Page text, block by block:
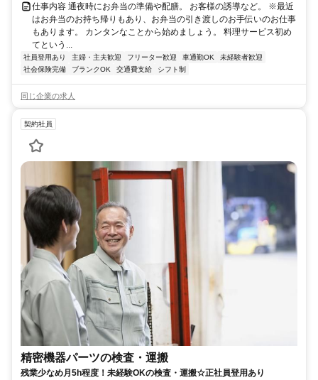
仕事内容 通夜時にお弁当の準備や配膳。 お客様の誘導など。 ※最近
はお弁当のお持ち帰りもあり、お弁当の引き渡しのお手伝いのお仕事
もあります。 カンタンなことから始めましょう。 料理サービス初め
てという...
社員登用あり 主婦・主夫歓迎 フリーター歓迎 車通勤OK
未経験者歓迎
社会保険完備
ブランクOK 交通費支給 シフト制
同じ企業の求人
契約社員
精密機器パーツの検査・運搬
残業少なめ月5h程度！未経験OKの検査・運搬☆正社員登用あり